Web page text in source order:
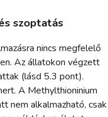
szoptatás
nincs megfelelő
Az állatokon végzett
(lásd 5.3 pont).
A Methylthioninium
nem alkalmazható, csak